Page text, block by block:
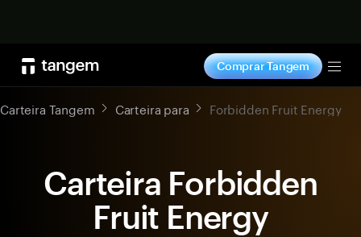
Comprar Tangem
Carteira Tangem Carteira para Forbidden Fruit Energy
Carteira Forbidden
Fruit Energy